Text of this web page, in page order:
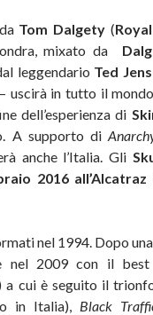
Tom Dalgety (
mixato da
leggendario Ted
uscirà in tutto il
dell’esperienza di
A supporto di
anche l’Italia. Gli
2016
nel 1994. Dopo
nel 2009 con il
a cui è seguito il
in Italia), Black